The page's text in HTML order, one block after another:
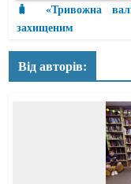
🧳 «Тривожна
захищеним
Від авторів: